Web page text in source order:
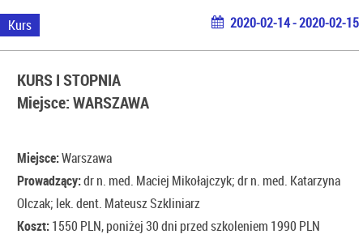
Kurs 2020-02-14 - 2020-02-15
KURS I STOPNIA
Miejsce: WARSZAWA
Miejsce:Warszawa
Prowadzący:dr n. med. Maciej Mikołajczyk; dr n. med. Katarzyna
Olczak; lek. dent. Mateusz Szkliniarz
Koszt:1550 PLN, poniżej 30 dni przed szkoleniem 1990 PLN